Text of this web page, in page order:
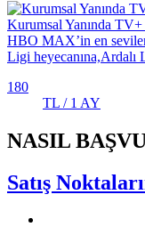
Kurumsal Yanında TV+
HBO MAX’in en
Ligi heyecanına,Ardalı
180
TL / 1 AY
NASIL
Satış